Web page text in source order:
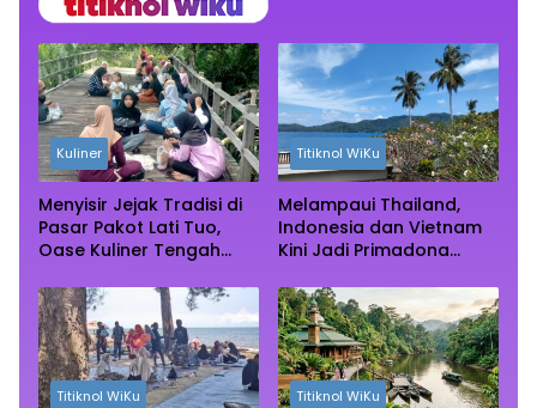
Kuliner
Menyisir Jejak Tradisi di
Pasar Pakot Lati Tuo,
Oase Kuliner Tengah
Titiknol WiKu
Melampaui Thailand,
Indonesia dan Vietnam
Kini Jadi Primadona
Titiknol WiKu Titiknol WiKu